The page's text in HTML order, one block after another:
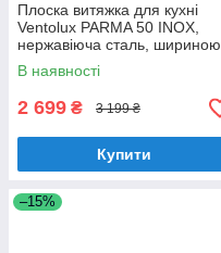
Плоска витяжка для кухні
Ventolux PARMA 50 INOX,
нержавіюча сталь, шириною
50 см, під навісну шафу
В наявності
2 699 ₴ 3 199 ₴
Купити
–15%